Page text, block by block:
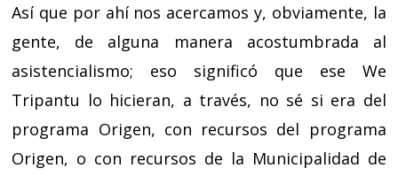
Así que por ahí nos acercamos y, obviamente, la
gente, de alguna manera acostumbrada al
asistencialismo; eso significó que ese We
Tripantu lo hicieran, a través, no sé si era del
programa Origen, con recursos del programa
Origen, o con recursos de la Municipalidad de